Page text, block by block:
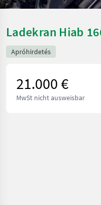
Ladekran Hiab
Apróhirdetés
21.000 €
MwSt nicht ausweisbar